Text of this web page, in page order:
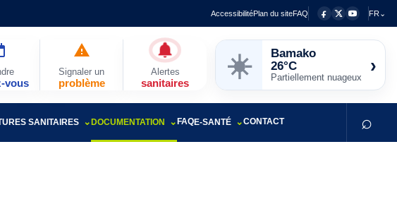
AccessibilitéPlan du siteFAQ FR⌄
vous
Signaler un
problème
Alertes
sanitaires
☀️
Bamako
26°C
Partiellement nuageux
›
SANITAIRES DOCUMENTATION FAQE-SANTÉ CONTACT ⌕